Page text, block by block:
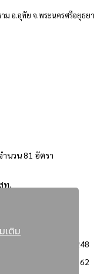
เติม
ม อ.อุทัย จ.พระนครศรีอยุธยา
นวน 81 อัตรา
ท.
3248
2362